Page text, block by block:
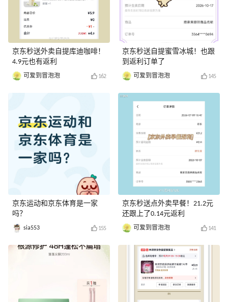
京东秒送外卖自提库迪咖啡！
4.9元也有返利
可爱到冒泡泡 162
京东运动和京东体育是一家
吗？
sia553 155
京东秒送自提蜜雪冰城！也跟
到返利订单了
可爱到冒泡泡 145
京东秒送点外卖早餐！21.2元
还跟上了0.14元返利
可爱到冒泡泡 141